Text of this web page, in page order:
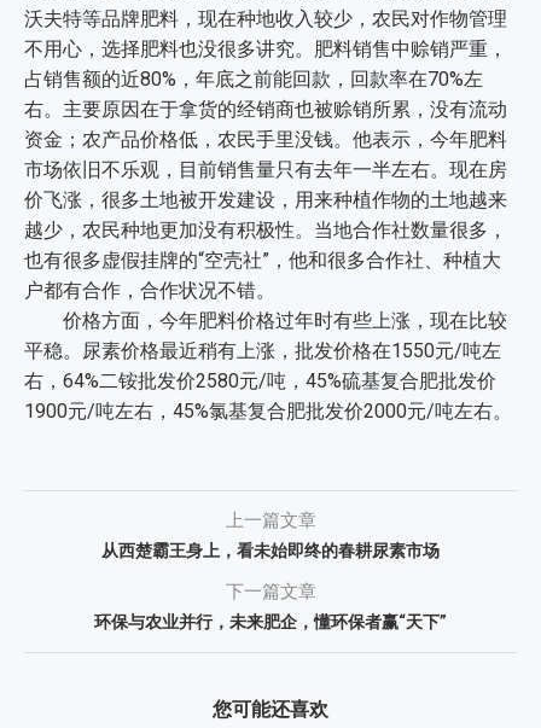
沃夫特等品牌肥料，现在种地收入较少，农民对作物管理
不用心，选择肥料也没很多讲究。肥料销售中赊销严重，
占销售额的近80%，年底之前能回款，回款率在70%左
右。主要原因在于拿货的经销商也被赊销所累，没有流动
资金；农产品价格低，农民手里没钱。他表示，今年肥料
市场依旧不乐观，目前销售量只有去年一半左右。现在房
价飞涨，很多土地被开发建设，用来种植作物的土地越来
越少，农民种地更加没有积极性。当地合作社数量很多，
也有很多虚假挂牌的“空壳社”，他和很多合作社、种植大
户都有合作，合作状况不错。
价格方面，今年肥料价格过年时有些上涨，现在比较
平稳。尿素价格最近稍有上涨，批发价格在1550元/吨左
右，64%二铵批发价2580元/吨，45%硫基复合肥批发价
1900元/吨左右，45%氯基复合肥批发价2000元/吨左右。
上一篇文章
从西楚霸王身上，看未始即终的春耕尿素市场
下一篇文章
环保与农业并行，未来肥企，懂环保者赢“天下”
您可能还喜欢